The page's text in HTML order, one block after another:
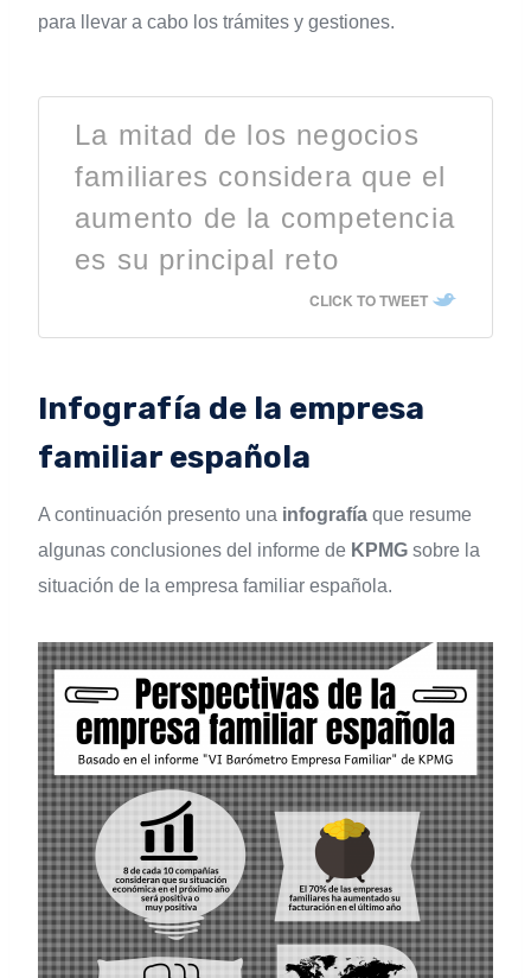
para llevar a cabo los trámites y gestiones.
La mitad de los negocios
familiares considera que el
aumento de la competencia
es su principal reto
CLICK TO TWEET
Infografía de la empresa
familiar española
A continuación presento una infografía que resume
algunas conclusiones del informe de KPMG sobre la
situación de la empresa familiar española.